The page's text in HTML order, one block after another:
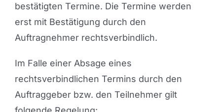
bestätigten Termine. Die Termine werden
erst mit Bestätigung durch den
Auftragnehmer rechtsverbindlich.
Im Falle einer Absage eines
rechtsverbindlichen Termins durch den
Auftraggeber bzw. den Teilnehmer gilt